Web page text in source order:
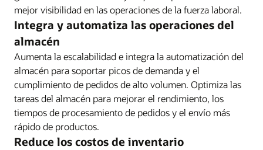
mejor visibilidad en las operaciones de la fuerza laboral.
Integra y automatiza las operaciones del
almacén
Aumenta la escalabilidad e integra la automatización del
almacén para soportar picos de demanda y el
cumplimiento de pedidos de alto volumen. Optimiza las
tareas del almacén para mejorar el rendimiento, los
tiempos de procesamiento de pedidos y el envío más
rápido de productos.
Reduce los costos de inventario